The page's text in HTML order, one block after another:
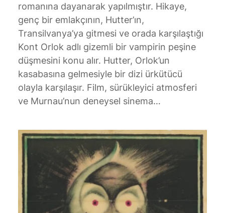
romanına dayanarak yapılmıştır. Hikaye,
genç bir emlakçının, Hutter’ın,
Transilvanya’ya gitmesi ve orada karşılaştığı
Kont Orlok adlı gizemli bir vampirin peşine
düşmesini konu alır. Hutter, Orlok’un
kasabasına gelmesiyle bir dizi ürkütücü
olayla karşılaşır. Film, sürükleyici atmosferi
ve Murnau’nun deneysel sinema…